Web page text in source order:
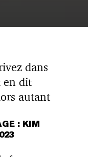
dans
en dit
autant
: KIM